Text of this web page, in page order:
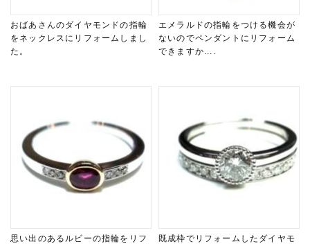
おばあさんのダイヤモンドの指輪
をネックレスにリフォームしまし
た。
エメラルドの指輪をつける機会が
ないのでペンダントにリフォーム
できますか....
思い出のあるルビーの指輪をリフ
既成枠でリフォームしたダイヤモ